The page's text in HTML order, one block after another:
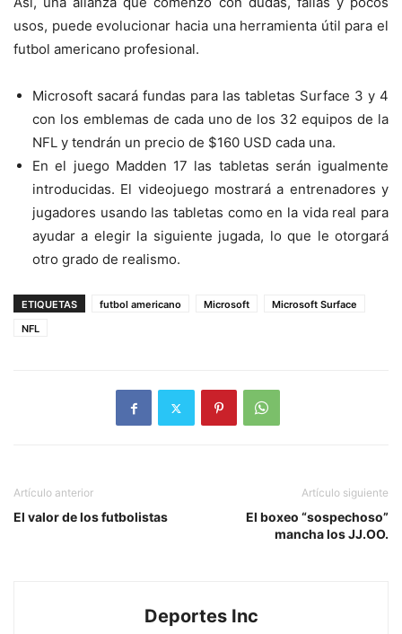
usos, puede evolucionar hacia una herramienta útil para el
futbol americano profesional.
Microsoft sacará fundas para las tabletas Surface 3 y 4
con los emblemas de cada uno de los 32 equipos de la
NFL y tendrán un precio de $160 USD cada una.
En el juego Madden 17 las tabletas serán igualmente
introducidas. El videojuego mostrará a entrenadores y
jugadores usando las tabletas como en la vida real para
ayudar a elegir la siguiente jugada, lo que le otorgará
otro grado de realismo.
ETIQUETAS futbol americano Microsoft
Microsoft Surface
NFL
Artículo anterior
El valor de los futbolistas
Artículo siguiente
El boxeo “sospechoso”
mancha los JJ.OO.
Deportes Inc